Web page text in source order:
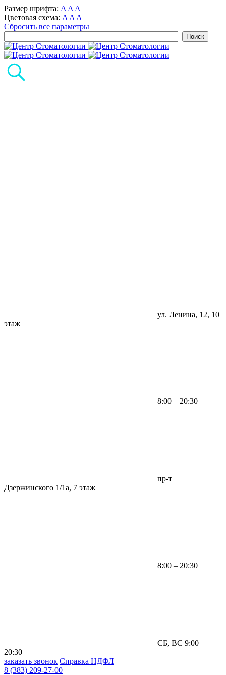
Размер шрифта: A A A
Цветовая схема: A A A
Сбросить все параметры
ул. Ленина, 12, 10
этаж
8:00 – 20:30
пр-т
Дзержинского 1/1а, 7 этаж
8:00 – 20:30
СБ, ВС 9:00 –
20:30
заказать звонок Справка НДФЛ
8 (383) 209-27-00